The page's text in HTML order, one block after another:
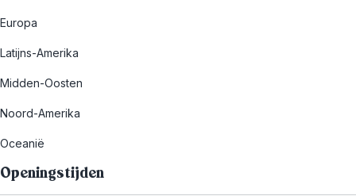
Europa
Latijns-Amerika
Midden-Oosten
Noord-Amerika
Oceanië
Openingstijden